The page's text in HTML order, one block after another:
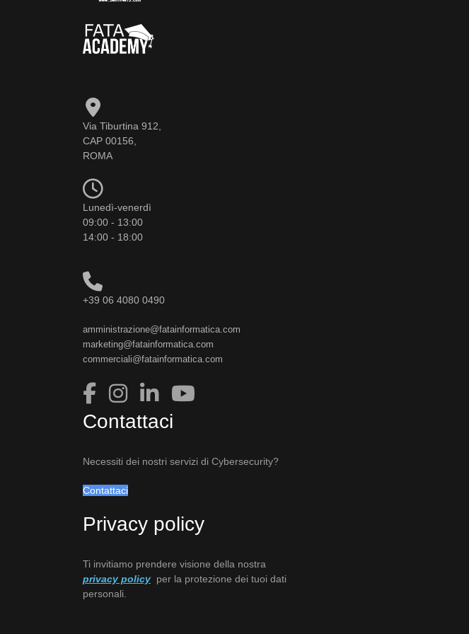
Via Tiburtina 912,
CAP 00156,
ROMA
Lunedì-venerdì
09:00 - 13:00
14:00 - 18:00
+39 06 4080 0490
amministrazione@fatainformatica.com
marketing@fatainformatica.com
commerciali@fatainformatica.com
Contattaci
Necessiti dei nostri servizi di Cybersecurity?
Contattaci
Privacy policy
Ti invitiamo prendere visione della nostra
privacy policy per la protezione dei tuoi dati
personali.